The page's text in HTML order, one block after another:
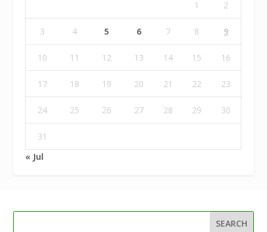
1 2
3 4 5 6 7 8 9
10 11 12 13 14 15 16
17 18 19 20 21 22 23
24 25 26 27 28 29 30
31
« Jul